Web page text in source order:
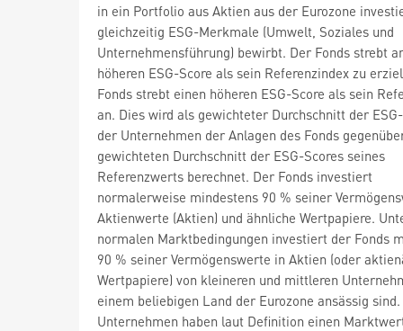
in ein Portfolio aus Aktien aus der Eurozone
gleichzeitig ESG-Merkmale (Umwelt, Soziales und
Unternehmensführung) bewirbt. Der Fonds strebt
höheren ESG-Score als sein Referenzindex zu
Fonds strebt einen höheren ESG-Score als sein
an. Dies wird als gewichteter Durchschnitt der
der Unternehmen der Anlagen des Fonds
gewichteten Durchschnitt der ESG-Scores seines
Referenzwerts berechnet. Der Fonds investiert
normalerweise mindestens 90 % seiner
Aktienwerte (Aktien) und ähnliche Wertpapiere.
normalen Marktbedingungen investiert der Fonds
90 % seiner Vermögenswerte in Aktien (oder
Wertpapiere) von kleineren und mittleren
einem beliebigen Land der Eurozone ansässig
Unternehmen haben laut Definition einen